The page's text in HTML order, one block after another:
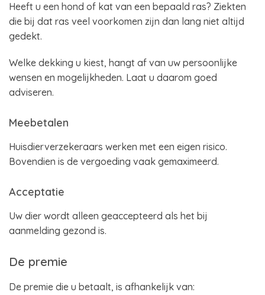
Heeft u een hond of kat van een bepaald ras? Ziekten
die bij dat ras veel voorkomen zijn dan lang niet altijd
gedekt.
Welke dekking u kiest, hangt af van uw persoonlijke
wensen en mogelijkheden. Laat u daarom goed
adviseren.
Meebetalen
Huisdierverzekeraars werken met een eigen risico.
Bovendien is de vergoeding vaak gemaximeerd.
Acceptatie
Uw dier wordt alleen geaccepteerd als het bij
aanmelding gezond is.
De premie
De premie die u betaalt, is afhankelijk van: